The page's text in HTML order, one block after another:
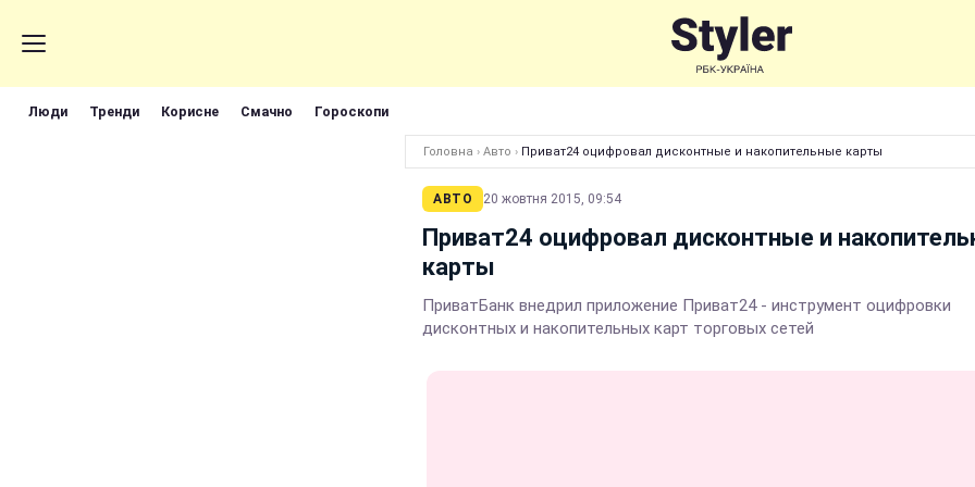
Люди Тренди Корисне Смачно Гороскопи
Головна › Авто › Приват24 оцифровал дисконтные и накопительные карты
АВТО 20 жовтня 2015, 09:54
Приват24 оцифровал дисконтные и
карты
ПриватБанк внедрил приложение Приват24 - инструмент оцифровки
дисконтных и накопительных карт торговых сетей